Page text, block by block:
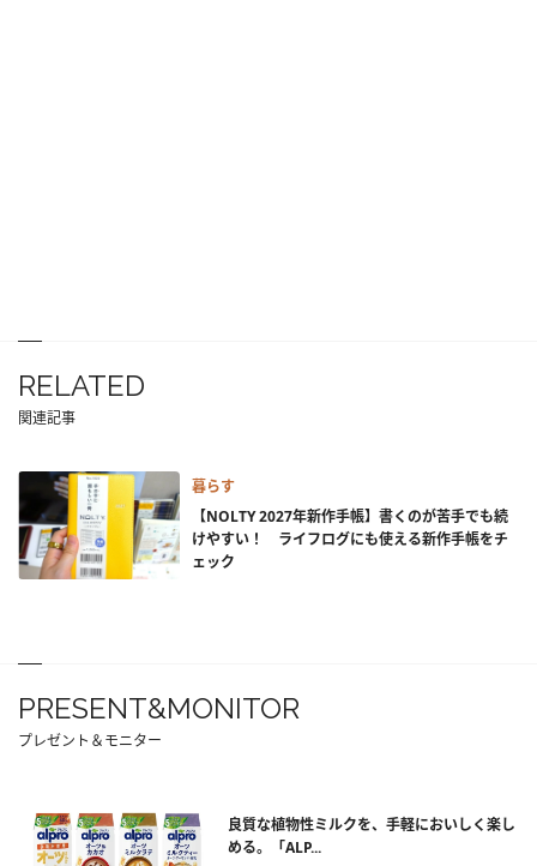
RELATED
関連記事
暮らす
【NOLTY 2027年新作手帳】書くのが苦手でも続
けやすい！ ライフログにも使える新作手帳をチ
ェック
PRESENT&MONITOR
プレゼント＆モニター
良質な植物性ミルクを、手軽においしく楽し
める。「ALP...